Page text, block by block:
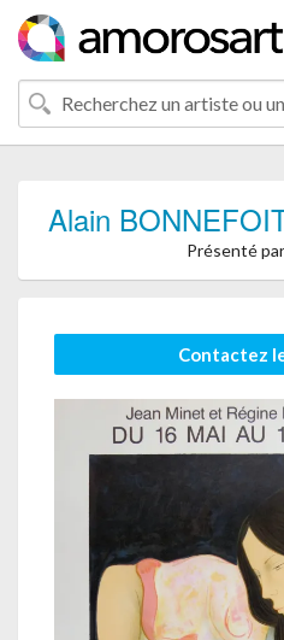
Alain
Présenté par
Contactez